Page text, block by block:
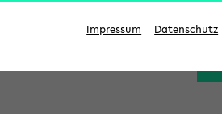
Bitte
Impressum Datenschutz